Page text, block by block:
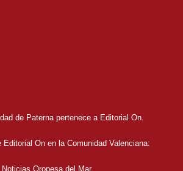
de Paterna pertenece a Editorial On.
Editorial On en la Comunidad Valenciana:
Noticias Oropesa del Mar